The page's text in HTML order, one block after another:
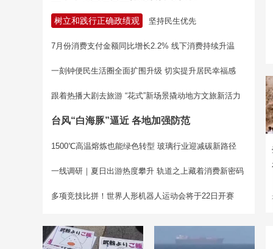
树立和践行正确政绩观 坚持民生优先
7月份消费支付金额同比增长2.2% 线下消费持续升温
一刻钟便民生活圈全面扩围升级 切实提升居民幸福感
跟着热播大剧去旅游 “花式”新场景撬动地方文旅新活力
台风“白海豚”逼近 各地加强防范
1500℃高温熔炼也能绿色转型 玻璃行业迎减碳新路径
一线调研｜夏日出游热度攀升 轨道之上藏着消费新密码
多项竞技比拼！世界人形机器人运动会将于22日开赛